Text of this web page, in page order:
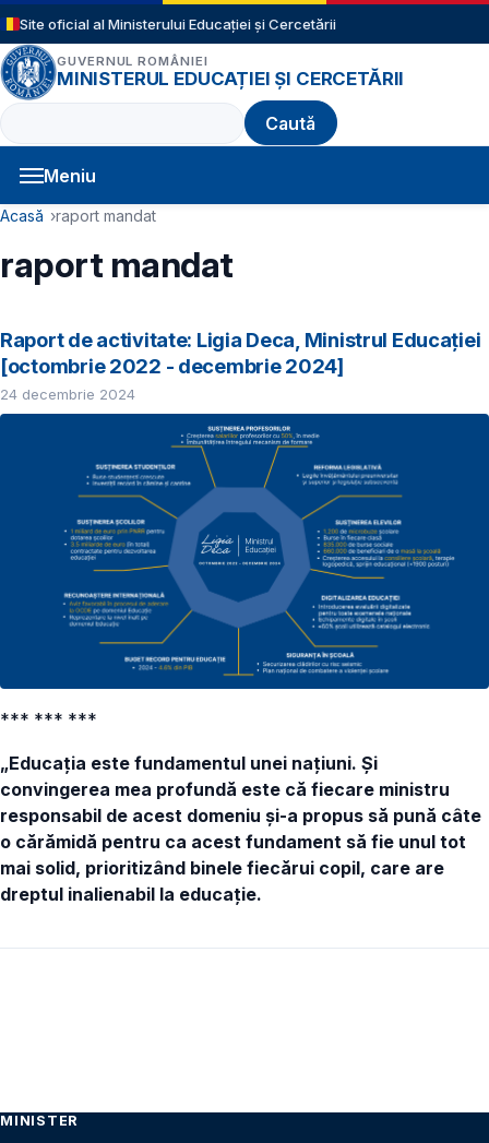
Sari la conținutul principal
Site oficial al Ministerului Educației și Cercetării
GUVERNUL ROMÂNIEI
MINISTERUL EDUCAȚIEI ȘI CERCETĂRII
Caută
Meniu
Navigație principală
Cale de navigare
Acasă raport mandat
raport mandat
Raport de activitate: Ligia Deca, Ministrul Educației
[octombrie 2022 - decembrie 2024]
24 decembrie 2024
*** *** ***
„Educația este fundamentul unei națiuni. Și
convingerea mea profundă este că fiecare ministru
responsabil de acest domeniu și-a propus să pună câte
o cărămidă pentru ca acest fundament să fie unul tot
mai solid, prioritizând binele fiecărui copil, care are
dreptul inalienabil la educație.
MINISTER